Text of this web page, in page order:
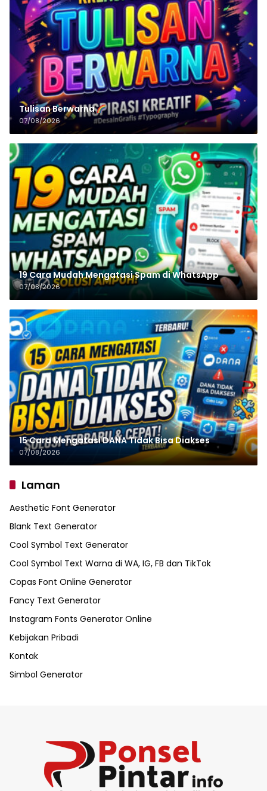
Tulisan‌‌‌‌‌‌‌‌‌‌‌‌‌‌‌‌ Berwarna
07/08/2026
19 Cara Mudah Mengatasi Spam di WhatsApp
07/08/2026
15 Cara Mengatasi DANA Tidak Bisa Diakses
07/08/2026
Laman
Aesthetic Font Generator
Blank Text Generator
Cool Symbol Text Generator
Cool Symbol Text Warna di WA, IG, FB dan TikTok
Copas Font Online Generator
Fancy Text Generator
Instagram Fonts Generator Online
Kebijakan Pribadi
Kontak
Simbol Generator